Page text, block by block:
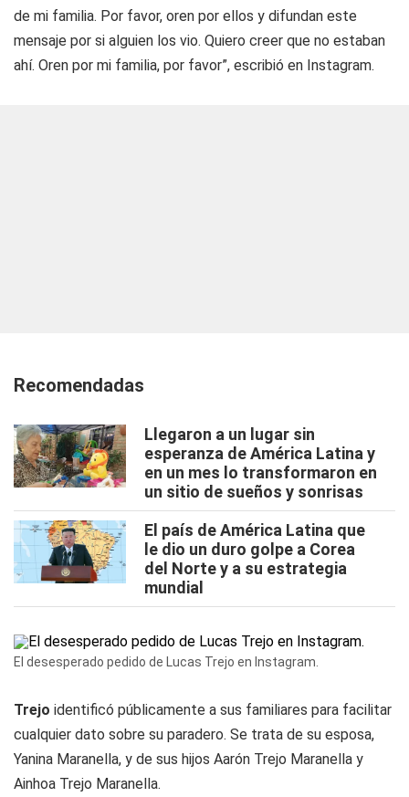
de mi familia. Por favor, oren por ellos y difundan este
mensaje por si alguien los vio. Quiero creer que no estaban
ahí. Oren por mi familia, por favor”, escribió en Instagram.
Recomendadas
Llegaron a un lugar sin
esperanza de América Latina y
en un mes lo transformaron en
un sitio de sueños y sonrisas
El país de América Latina que
le dio un duro golpe a Corea
del Norte y a su estrategia
mundial
El desesperado pedido de Lucas Trejo en Instagram.
Trejo identificó públicamente a sus familiares para facilitar
cualquier dato sobre su paradero. Se trata de su esposa,
Yanina Maranella, y de sus hijos Aarón Trejo Maranella y
Ainhoa Trejo Maranella.